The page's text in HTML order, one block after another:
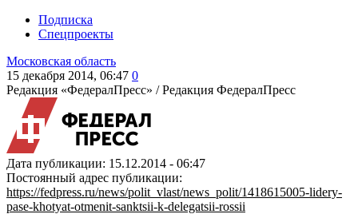
Подписка
Спецпроекты
Московская область
15 декабря 2014, 06:47 0
Редакция «ФедералПресс» /Редакция ФедералПресс
Дата публикации: 15.12.2014 - 06:47
Постоянный адрес публикации:
https://fedpress.ru/news/polit_vlast/news_polit/1418615005-lidery-
pase-khotyat-otmenit-sanktsii-k-delegatsii-rossii